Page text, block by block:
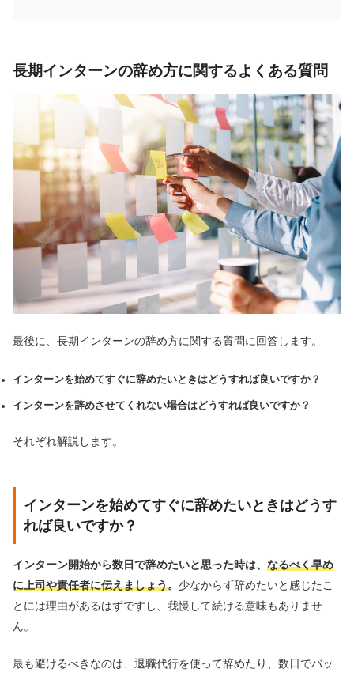
長期インターンの辞め方に関するよくある質問
最後に、長期インターンの辞め方に関する質問に回答します。
インターンを始めてすぐに辞めたいときはどうすれば良いですか？
インターンを辞めさせてくれない場合はどうすれば良いですか？
それぞれ解説します。
インターンを始めてすぐに辞めたいときはどうす
れば良いですか？
インターン開始から数日で辞めたいと思った時は、 なるべく早め
に上司や責任者に伝えましょう。 少なからず辞めたいと感じたこ
とには理由があるはずですし、我慢して続ける意味もありませ
ん。
最も避けるべきなのは、退職代行を使って辞めたり、数日でバッ